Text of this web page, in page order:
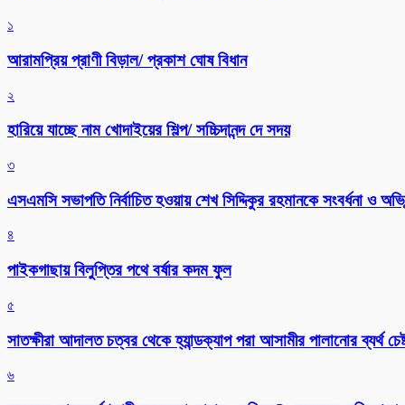
১
আরামপ্রিয় প্রাণী বিড়াল/ প্রকাশ ঘোষ বিধান
২
হারিয়ে যাচ্ছে নাম খোদাইয়ের শিল্প/ সচ্চিদানন্দ দে সদয়
৩
এসএমসি সভাপতি নির্বাচিত হওয়ায় শেখ সিদ্দিকুর রহমানকে সংবর্ধনা ও
৪
পাইকগাছায় বিলুপ্তির পথে বর্ষার কদম ফুল
৫
সাতক্ষীরা আদালত চত্বর থেকে হ্যান্ডক্যাপ পরা আসামীর পালানোর ব্যর্থ
৬